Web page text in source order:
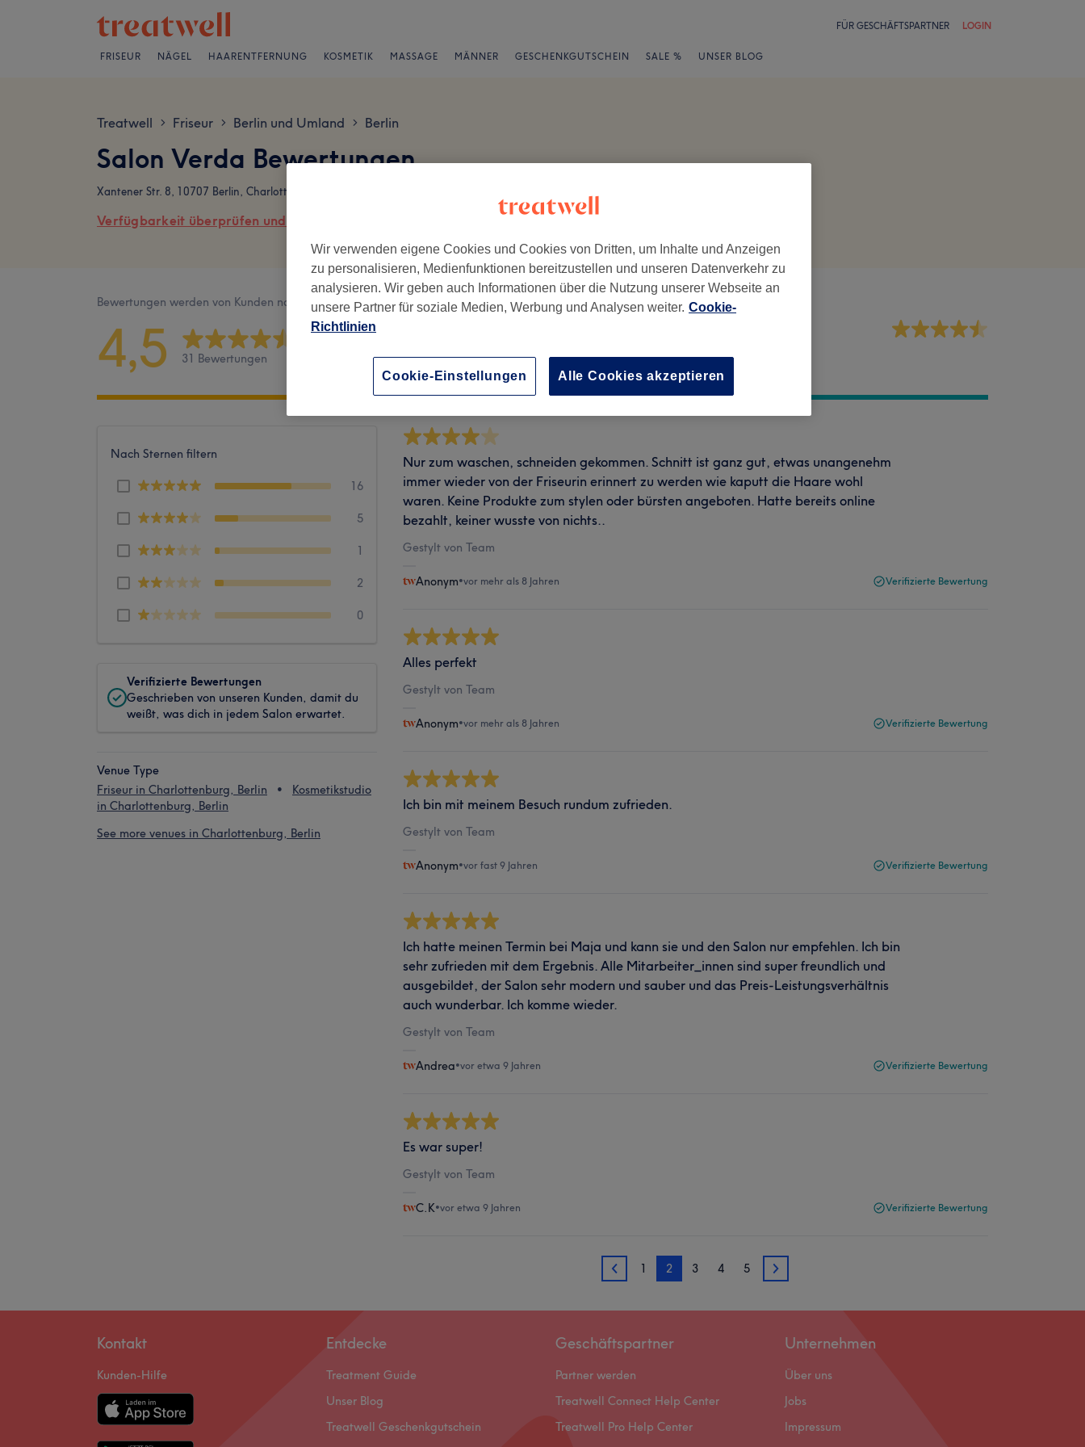
FÜR GESCHÄFTSPARTNER LOGIN
FRISEUR NÄGEL HAARENTFERNUNG KOSMETIK MASSAGE MÄNNER GESCHENKGUTSCHEIN SALE % UNSER BLOG
Treatwell > Friseur > Berlin und Umland > Berlin
Salon Verda Bewertungen
Xantener Str. 8, 10707 Berlin, Charlottenburg
Verfügbarkeit überprüfen und online buchen
Bewertungen werden von Kunden nach ihrem Besuch geschrieben.
4,5 31 Bewertungen
Nach Sternen filtern
16
5
1
2
0
Verifizierte Bewertungen
Geschrieben von unseren Kunden, damit du
weißt, was dich in jedem Salon erwartet.
Venue Type
Friseur in Charlottenburg, Berlin
Kosmetikstudio
in Charlottenburg, Berlin
See more venues in Charlottenburg, Berlin
Nur zum waschen, schneiden gekommen. Schnitt ist ganz gut, etwas unangenehm
immer wieder von der Friseurin erinnert zu werden wie kaputt die Haare wohl
waren. Keine Produkte zum stylen oder bürsten angeboten. Hatte bereits online
bezahlt, keiner wusste von nichts..
Gestylt von Team
Anonym•vor mehr als 8 Jahren Verifizierte Bewertung
Alles perfekt
Gestylt von Team
Anonym•vor mehr als 8 Jahren Verifizierte Bewertung
Ich bin mit meinem Besuch rundum zufrieden.
Gestylt von Team
Anonym•vor fast 9 Jahren Verifizierte Bewertung
Ich hatte meinen Termin bei Maja und kann sie und den Salon nur empfehlen. Ich bin
sehr zufrieden mit dem Ergebnis. Alle Mitarbeiter_innen sind super freundlich und
ausgebildet, der Salon sehr modern und sauber und das Preis-Leistungsverhältnis
auch wunderbar. Ich komme wieder.
Gestylt von Team
Andrea•vor etwa 9 Jahren Verifizierte Bewertung
Es war super!
Gestylt von Team
C.K•vor etwa 9 Jahren Verifizierte Bewertung
1 1 2 3 4 5 3
Kontakt
Kunden-Hilfe
Entdecke
Treatment Guide
Unser Blog
Treatwell Geschenkgutschein
Geschäftspartner
Partner werden
Treatwell Connect Help Center
Treatwell Pro Help Center
Unternehmen
Über uns
Jobs
Impressum
Wir verwenden eigene Cookies und Cookies von Dritten, um Inhalte und Anzeigen
zu personalisieren, Medienfunktionen bereitzustellen und unseren Datenverkehr zu
analysieren. Wir geben auch Informationen über die Nutzung unserer Webseite an
unsere Partner für soziale Medien, Werbung und Analysen weiter. Cookie-
Richtlinien
Cookie-Einstellungen Alle Cookies akzeptieren